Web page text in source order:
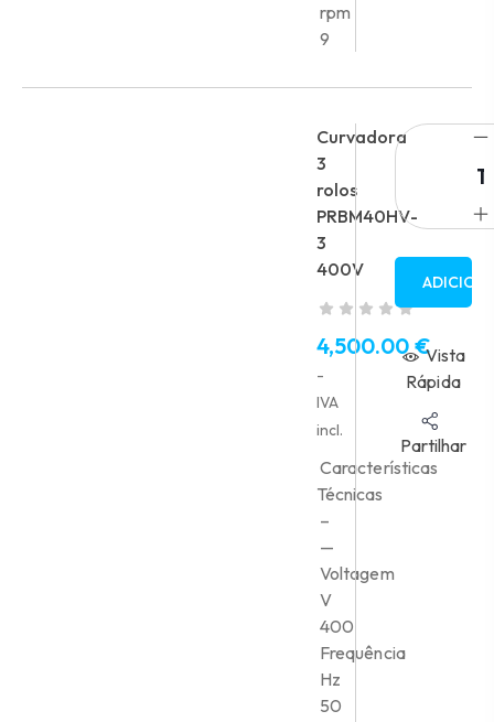
rpm
9
Curvadora
3
rolos
PRBM40HV-
3
400V
4,500.00€
-
IVA
incl.
Características
Técnicas
–
—
Voltagem
V
400
Frequência
Hz
50
Vista
Rápida
Partilhar